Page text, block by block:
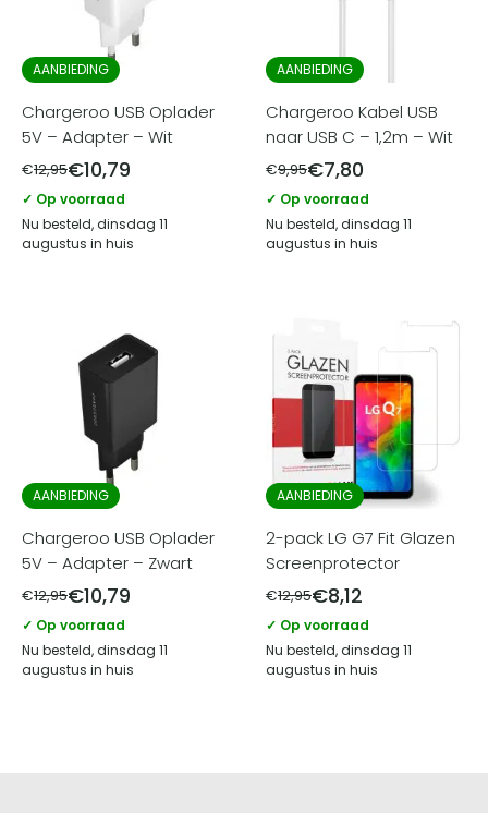
AANBIEDING
Chargeroo USB Oplader
5V – Adapter – Wit
€12,95€10,79
✓ Op voorraad
Nu besteld, dinsdag 11
augustus in huis
AANBIEDING
Chargeroo Kabel USB
naar USB C – 1,2m – Wit
€9,95€7,80
✓ Op voorraad
Nu besteld, dinsdag 11
augustus in huis
AANBIEDING
Chargeroo USB Oplader
5V – Adapter – Zwart
€12,95€10,79
✓ Op voorraad
Nu besteld, dinsdag 11
augustus in huis
AANBIEDING
2-pack LG G7 Fit Glazen
Screenprotector
€12,95€8,12
✓ Op voorraad
Nu besteld, dinsdag 11
augustus in huis